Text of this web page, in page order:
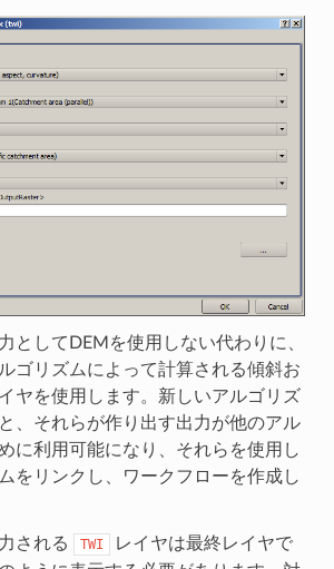
としてDEMを使用しない代わりに、
ゴリズムによって計算される傾斜お
ヤを使用します。新しいアルゴリズ
、それらが作り出す出力が他のアル
に利用可能になり、それらを使用し
をリンクし、ワークフローを作成し
される TWI
レイヤは最終レイヤで